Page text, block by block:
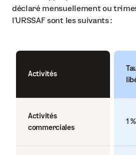
déclaré mensuellement ou
l’URSSAF sont les suivants :
Activités
Activités
commerciales
1 %